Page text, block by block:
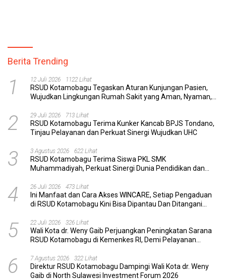
Berita Trending
1 12 Juli 2026 1122 Lihat
RSUD Kotamobagu Tegaskan Aturan Kunjungan Pasien,
Wujudkan Lingkungan Rumah Sakit yang Aman, Nyaman,
2 29 Juli 2026 713 Lihat
RSUD Kotamobagu Terima Kunker Kancab BPJS Tondano,
Tinjau Pelayanan dan Perkuat Sinergi Wujudkan UHC
3 3 Agustus 2026 622 Lihat
RSUD Kotamobagu Terima Siswa PKL SMK
Muhammadiyah, Perkuat Sinergi Dunia Pendidikan dan
4 26 Juli 2026 473 Lihat
Ini Manfaat dan Cara Akses WINCARE, Setiap Pengaduan
di RSUD Kotamobagu Kini Bisa Dipantau Dan Ditangani
5 22 Juli 2026 326 Lihat
Wali Kota dr. Weny Gaib Perjuangkan Peningkatan Sarana
RSUD Kotamobagu di Kemenkes RI, Demi Pelayanan
6 7 Agustus 2026 322 Lihat
Direktur RSUD Kotamobagu Dampingi Wali Kota dr. Weny
Gaib di North Sulawesi Investment Forum 2026